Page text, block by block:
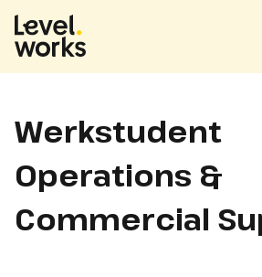
Homepage
Werkstudent
Operations &
Commercial